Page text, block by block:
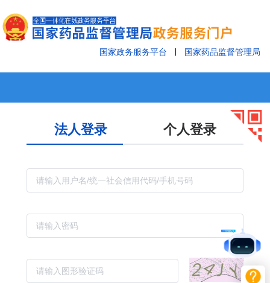
国家政务服务平台 国家药品监督管理局
法人登录 个人登录